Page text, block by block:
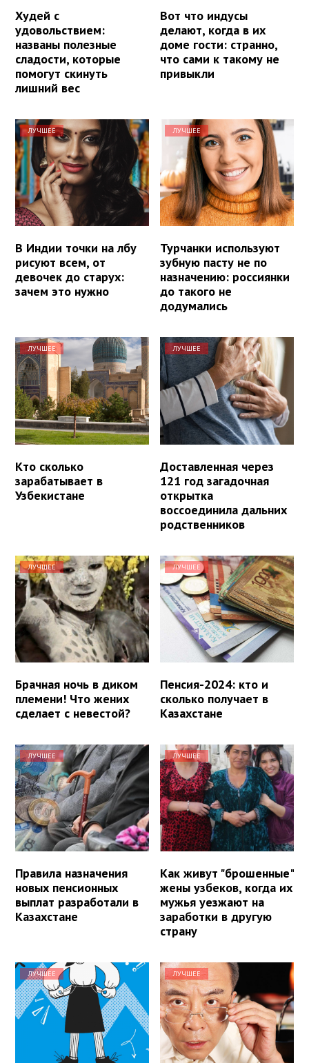
Худей с
удовольствием:
названы полезные
сладости, которые
помогут скинуть
лишний вес
Вот что индусы
делают, когда в их
доме гости: странно,
что сами к такому не
привыкли
ЛУЧШЕЕ
В Индии точки на лбу
рисуют всем, от
девочек до старух:
зачем это нужно
ЛУЧШЕЕ
Турчанки используют
зубную пасту не по
назначению: россиянки
до такого не
додумались
ЛУЧШЕЕ
Кто сколько
зарабатывает в
Узбекистане
ЛУЧШЕЕ
Доставленная через
121 год загадочная
открытка
воссоединила дальних
родственников
ЛУЧШЕЕ
Брачная ночь в диком
племени! Что жених
сделает с невестой?
ЛУЧШЕЕ
Пенсия-2024: кто и
сколько получает в
Казахстане
ЛУЧШЕЕ
Правила назначения
новых пенсионных
выплат разработали в
Казахстане
ЛУЧШЕЕ
Как живут "брошенные"
жены узбеков, когда их
мужья уезжают на
заработки в другую
страну
ЛУЧШЕЕ ЛУЧШЕЕ